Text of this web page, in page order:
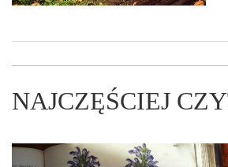
NAJCZĘŚCIEJ